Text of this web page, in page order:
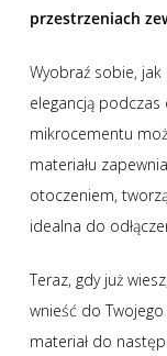
przestrzeniach
Wyobraź sobie,
elegancją podczas
mikrocementu
materiału
otoczeniem,
idealna do
Teraz, gdy już
wnieść do
materiał do